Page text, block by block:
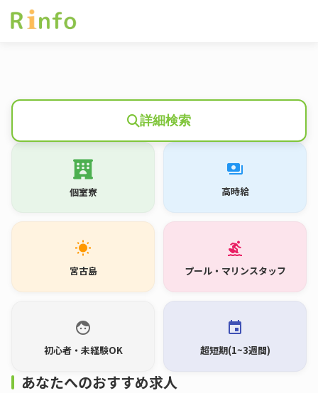
詳細検索
個室寮
payments
高時給
wb_sunny
宮古島
surfing
プール・マリンスタッフ
face
初心者・未経験OK
event
超短期(1~3週間)
あなたへのおすすめ求人